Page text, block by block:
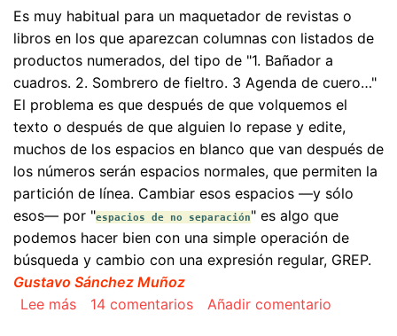
Es muy habitual para un maquetador de revistas o
libros en los que aparezcan columnas con listados de
productos numerados, del tipo de "1. Bañador a
cuadros. 2. Sombrero de fieltro. 3 Agenda de cuero…"
El problema es que después de que volquemos el
texto o después de que alguien lo repase y edite,
muchos de los espacios en blanco que van después de
los números serán espacios normales, que permiten la
partición de línea. Cambiar esos espacios —y sólo
esos— por "espacios de no separación" es algo que
podemos hacer bien con una simple operación de
búsqueda y cambio con una expresión regular, GREP.
Gustavo Sánchez Muñoz
Lee mássobre Grep con InDesign al rescate del
14 comentarios Añadir comentario